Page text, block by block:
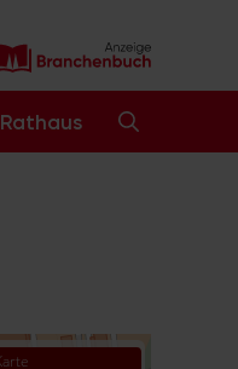
Rathaus